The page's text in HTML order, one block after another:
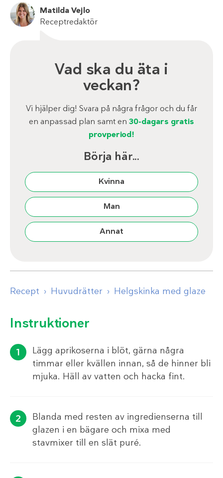
Matilda Vejlo
Receptredaktör
Vad ska du äta i
veckan?
Vi hjälper dig! Svara på några frågor och du får
en anpassad plan samt en 30-dagars gratis
provperiod!
Börja här...
Kvinna
Man
Annat
Recept Huvudrätter Helgskinka med glaze
Instruktioner
Lägg aprikoserna i blöt, gärna några
timmar eller kvällen innan, så de hinner bli
mjuka. Häll av vatten och hacka fint.
Blanda med resten av ingredienserna till
glazen i en bägare och mixa med
stavmixer till en slät puré.